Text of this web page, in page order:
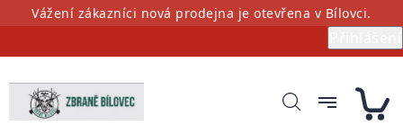
PřejítVážení zákazníci nová prodejna je otevřena v Bílovci.